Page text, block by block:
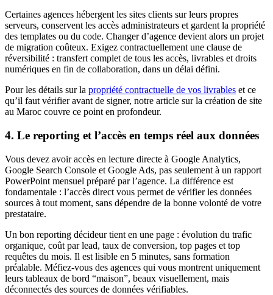
Certaines agences hébergent les sites clients sur leurs propres
serveurs, conservent les accès administrateurs et gardent la propriété
des templates ou du code. Changer d’agence devient alors un projet
de migration coûteux. Exigez contractuellement une clause de
réversibilité : transfert complet de tous les accès, livrables et droits
numériques en fin de collaboration, dans un délai défini.
Pour les détails sur la propriété contractuelle de vos livrables et ce
qu’il faut vérifier avant de signer, notre article sur la création de site
au Maroc couvre ce point en profondeur.
4. Le reporting et l’accès en temps réel aux données
Vous devez avoir accès en lecture directe à Google Analytics,
Google Search Console et Google Ads, pas seulement à un rapport
PowerPoint mensuel préparé par l’agence. La différence est
fondamentale : l’accès direct vous permet de vérifier les données
sources à tout moment, sans dépendre de la bonne volonté de votre
prestataire.
Un bon reporting décideur tient en une page : évolution du trafic
organique, coût par lead, taux de conversion, top pages et top
requêtes du mois. Il est lisible en 5 minutes, sans formation
préalable. Méfiez-vous des agences qui vous montrent uniquement
leurs tableaux de bord “maison”, beaux visuellement, mais
déconnectés des sources de données vérifiables.